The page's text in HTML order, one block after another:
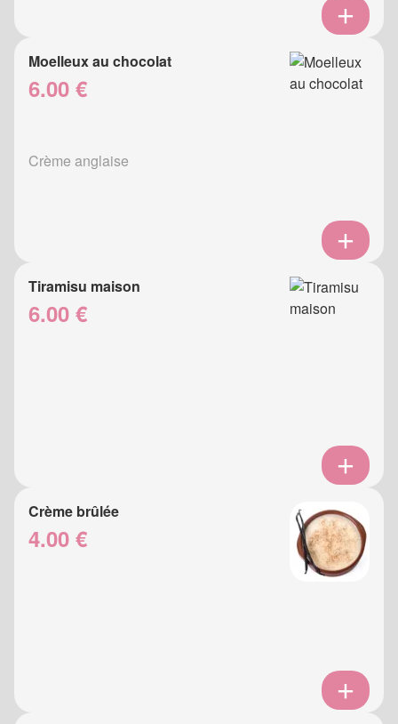
Moelleux au chocolat
6.00 €
Crème anglaise
Tiramisu maison
6.00 €
Crème brûlée
4.00 €